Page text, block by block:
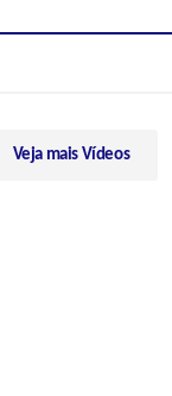
Veja mais Vídeos